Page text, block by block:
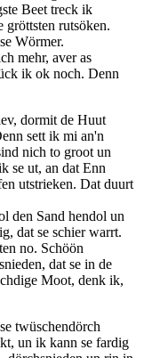
Beet treck ik
rutsöken.
Wörmer.
mehr, aver as
ik ok noch. Denn
dormit de Huut
sett ik mi an'n
nich to groot un
se ut, an dat Enn
utstrieken. Dat duurt
den Sand hendol un
dat se schier warrt.
no. Schöön
dat se in de
Moot, denk ik,
twüschendörch
un ik kann se fardig